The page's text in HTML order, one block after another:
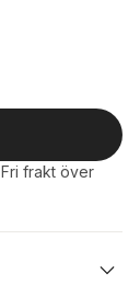
Fri frakt över